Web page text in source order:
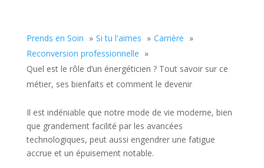
Prends en Soin Si tu l'aimes
Carrière
Reconversion professionnelle
Quel est le rôle d’un énergéticien ? Tout savoir sur ce
métier, ses bienfaits et comment le devenir
Il est indéniable que notre mode de vie moderne, bien
que grandement facilité par les avancées
technologiques, peut aussi engendrer une fatigue
accrue et un épuisement notable.